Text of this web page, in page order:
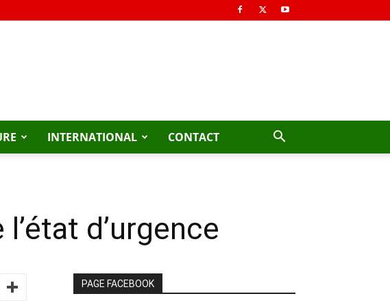
INTERNATIONAL CONTACT
d’urgence
PAGE FACEBOOK